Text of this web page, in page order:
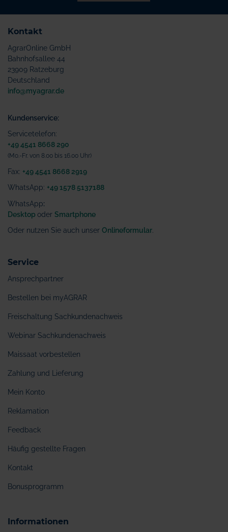
Kontakt
AgrarOnline GmbH
Bahnhofsallee 44
23909 Ratzeburg
Deutschland
info@myagrar.de
Kundenservice:
Servicetelefon:
+49 4541 8668 290
(Mo.-Fr. von 8.00 bis 16.00 Uhr)
Fax: +49 4541 8668 2919
WhatsApp: +49 1578 5137188
WhatsApp:
Desktop oder Smartphone
Oder nutzen Sie auch unser Onlineformular
Service
Ansprechpartner
Bestellen bei myAGRAR
Freischaltung Sachkundenachweis
Webinar Sachkundenachweis
Maissaat vorbestellen
Zahlung und Lieferung
Mein Konto
Reklamation
Feedback
Häufig gestellte Fragen
Kontakt
Bonusprogramm
Informationen